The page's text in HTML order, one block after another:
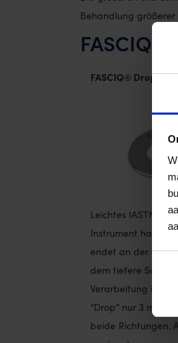
Behandlung größerer
FASCIQ®
FASCIQ® Drop
Leichtes IASTM
Instrument hat
endet an der
dem tiefere
Verarbeitung ist an
“Drop” nur 3 mm
beide Richtungen.